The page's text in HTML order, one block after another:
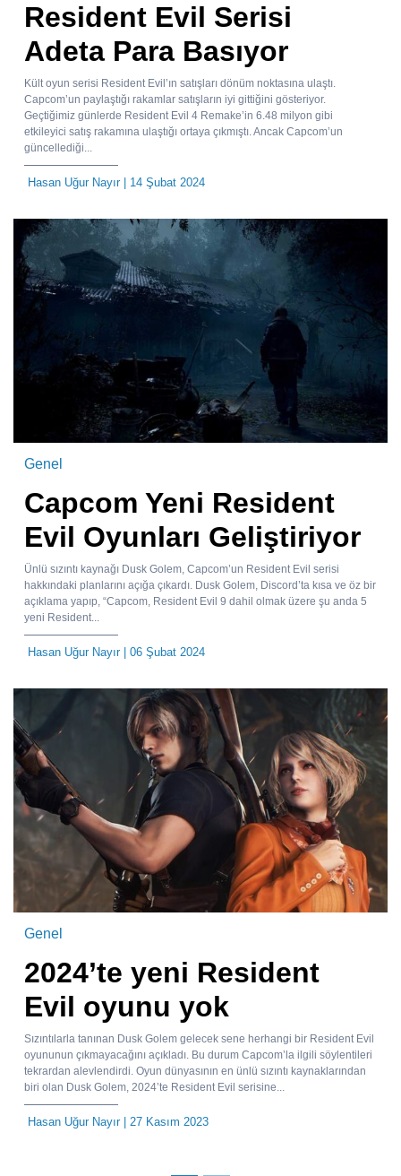
Resident Evil Serisi
Adeta Para Basıyor
Kült oyun serisi Resident Evil’ın satışları dönüm noktasına ulaştı.
Capcom’un paylaştığı rakamlar satışların iyi gittiğini gösteriyor.
Geçtiğimiz günlerde Resident Evil 4 Remake’in 6.48 milyon gibi
etkileyici satış rakamına ulaştığı ortaya çıkmıştı. Ancak Capcom’un
güncellediği...
Hasan Uğur Nayır| 14 Şubat 2024
Genel
Capcom Yeni Resident
Evil Oyunları Geliştiriyor
Ünlü sızıntı kaynağı Dusk Golem, Capcom’un Resident Evil serisi
hakkındaki planlarını açığa çıkardı. Dusk Golem, Discord’ta kısa ve öz bir
açıklama yapıp, “Capcom, Resident Evil 9 dahil olmak üzere şu anda 5
yeni Resident...
Hasan Uğur Nayır| 06 Şubat 2024
Genel
2024’te yeni Resident
Evil oyunu yok
Sızıntılarla tanınan Dusk Golem gelecek sene herhangi bir Resident Evil
oyununun çıkmayacağını açıkladı. Bu durum Capcom’la ilgili söylentileri
tekrardan alevlendirdi. Oyun dünyasının en ünlü sızıntı kaynaklarından
biri olan Dusk Golem, 2024’te Resident Evil serisine...
Hasan Uğur Nayır| 27 Kasım 2023